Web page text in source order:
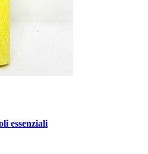
essenziali